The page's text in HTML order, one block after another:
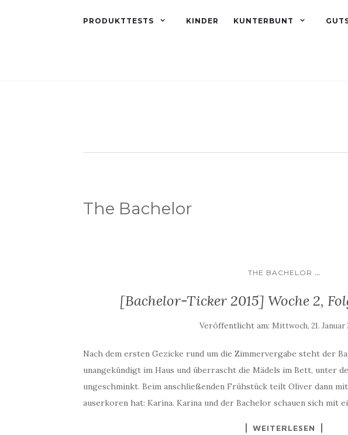
PRODUKTTESTS KINDER KUNTERBUNT
The Bachelor
THE BACHELOR ...
[Bachelor-Ticker 2015] Woche 2,
Veröffentlicht am: Mittwoch, 21. Januar
Nach dem ersten Gezicke rund um die Zimmervergabe steht der
unangekündigt im Haus und überrascht die Mädels im Bett, unter
ungeschminkt. Beim anschließenden Frühstück teilt Oliver dann
auserkoren hat: Karina. Karina und der Bachelor schauen sich mit
WEITERLESEN